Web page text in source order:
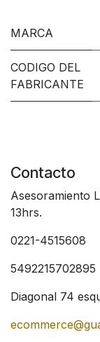
MARCA
CODIGO DEL
FABRICANTE
Contacto
Asesoramiento
13hrs.
0221-4515608
5492215702895
Diagonal 74